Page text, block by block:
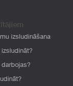
izsludināšana
izsludināt?
darbojas?